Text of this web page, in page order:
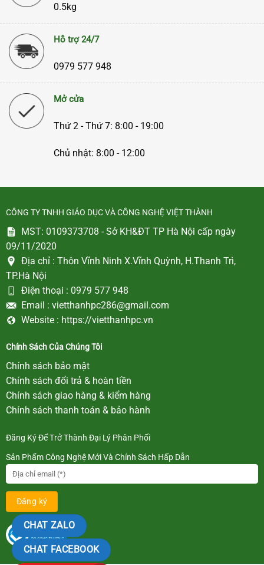
0.5kg
Hỗ trợ 24/7
0979 577 948
Mở cửa
Thứ 2 - Thứ 7: 8:00 - 19:00
Chủ nhật: 8:00 - 12:00
CÔNG TY TNHH GIÁO DỤC VÀ CÔNG NGHỆ VIỆT THÀNH
MST: 0109373708 - Sở KH&ĐT TP Hà Nội cấp ngày
09/11/2020
Địa chỉ : Thôn Vĩnh Ninh X.Vĩnh Quỳnh, H.Thanh Trì,
TP.Hà Nội
Điện thoại : 0979 577 948
Email : vietthanhpc286@gmail.com
Website : https://vietthanhpc.vn
Chính Sách Của Chúng Tôi
Chính sách bảo mật
Chính sách đổi trả & hoàn tiền
Chính sách giao hàng & kiểm hàng
Chính sách thanh toán & bảo hành
Đăng Ký Để Trở Thành Đại Lý Phân Phối
Sản Phẩm Công Nghệ Mới Và Chính Sách Hấp Dẫn
CHAT ZALO
CHAT FACEBOOK